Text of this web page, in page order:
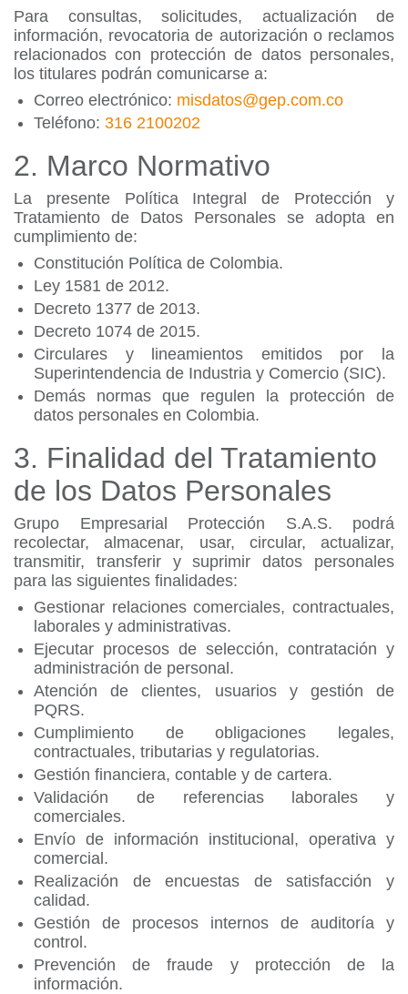
Para consultas, solicitudes, actualización de
información, revocatoria de autorización o reclamos
relacionados con protección de datos personales,
los titulares podrán comunicarse a:
Correo electrónico: misdatos@gep.com.co
Teléfono: 316 2100202
2. Marco Normativo
La presente Política Integral de Protección y
Tratamiento de Datos Personales se adopta en
cumplimiento de:
Constitución Política de Colombia.
Ley 1581 de 2012.
Decreto 1377 de 2013.
Decreto 1074 de 2015.
Circulares y lineamientos emitidos por la
Superintendencia de Industria y Comercio (SIC).
Demás normas que regulen la protección de
datos personales en Colombia.
3. Finalidad del Tratamiento
de los Datos Personales
Grupo Empresarial Protección S.A.S. podrá
recolectar, almacenar, usar, circular, actualizar,
transmitir, transferir y suprimir datos personales
para las siguientes finalidades:
Gestionar relaciones comerciales, contractuales,
laborales y administrativas.
Ejecutar procesos de selección, contratación y
administración de personal.
Atención de clientes, usuarios y gestión de
PQRS.
Cumplimiento de obligaciones legales,
contractuales, tributarias y regulatorias.
Gestión financiera, contable y de cartera.
Validación de referencias laborales y
comerciales.
Envío de información institucional, operativa y
comercial.
Realización de encuestas de satisfacción y
calidad.
Gestión de procesos internos de auditoría y
control.
Prevención de fraude y protección de la
información.